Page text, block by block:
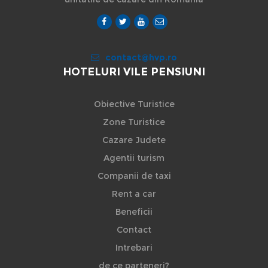
contact@hvp.ro
HOTELURI VILE PENSIUNI
Obiective Turistice
Zone Turistice
Cazare Judete
Agentii turism
Companii de taxi
Rent a car
Beneficii
Contact
Intrebari
de ce parteneri?